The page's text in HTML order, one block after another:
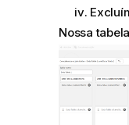
Nossa